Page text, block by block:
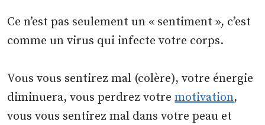
Ce n’est pas seulement un « sentiment », c’est
comme un virus qui infecte votre corps.
Vous vous sentirez mal (colère), votre énergie
diminuera, vous perdrez votremotivation,
vous vous sentirez mal dans votre peau et